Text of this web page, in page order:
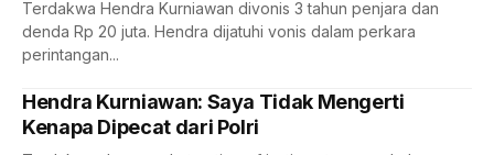
Terdakwa Hendra Kurniawan divonis 3 tahun penjara dan
denda Rp 20 juta. Hendra dijatuhi vonis dalam perkara
perintangan...
Hendra Kurniawan: Saya Tidak Mengerti
Kenapa Dipecat dari Polri